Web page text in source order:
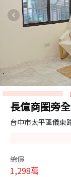
長億商圈旁
台中市太平區儀東
總價
1,298萬